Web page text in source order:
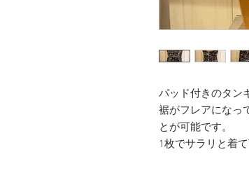
パッド付きのタン
裾がフレアになっ
とが可能です。
1枚でサラリと着